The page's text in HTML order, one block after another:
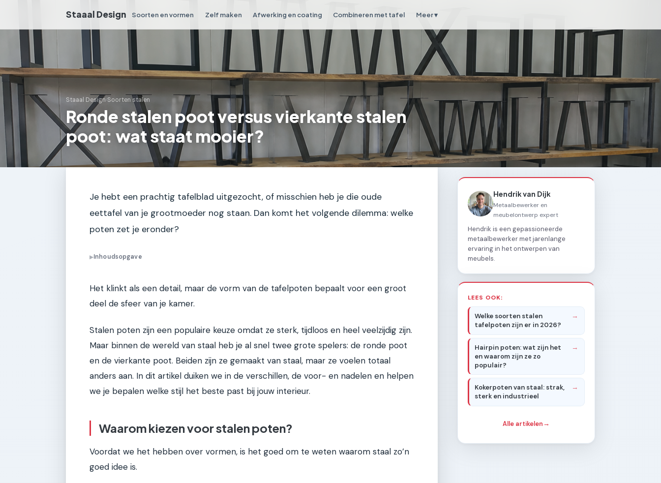
Staaal Design Soorten en vormen Zelf maken Afwerking en coating Combineren met tafel Meer ▾
Staaal Design›Soorten stalen
Ronde stalen poot versus vierkante stalen
poot: wat staat mooier?
Je hebt een prachtig tafelblad uitgezocht, of misschien heb je die oude
eettafel van je grootmoeder nog staan. Dan komt het volgende dilemma: welke
poten zet je eronder?
▶Inhoudsopgave
Het klinkt als een detail, maar de vorm van de tafelpoten bepaalt voor een groot
deel de sfeer van je kamer.
Stalen poten zijn een populaire keuze omdat ze sterk, tijdloos en heel veelzijdig zijn.
Maar binnen de wereld van staal heb je al snel twee grote spelers: de ronde poot
en de vierkante poot. Beiden zijn ze gemaakt van staal, maar ze voelen totaal
anders aan. In dit artikel duiken we in de verschillen, de voor- en nadelen en helpen
we je bepalen welke stijl het beste past bij jouw interieur.
Waarom kiezen voor stalen poten?
Voordat we het hebben over vormen, is het goed om te weten waarom staal zo’n
goed idee is.
Hendrik van Dijk
Metaalbewerker en
meubelontwerp expert
Hendrik is een gepassioneerde
metaalbewerker met jarenlange
ervaring in het ontwerpen van
meubels.
LEES OOK:
Welke soorten stalen
tafelpoten zijn er in 2026?
Hairpin poten: wat zijn het
en waarom zijn ze zo
populair?
Kokerpoten van staal: strak,
sterk en industrieel
Alle artikelen